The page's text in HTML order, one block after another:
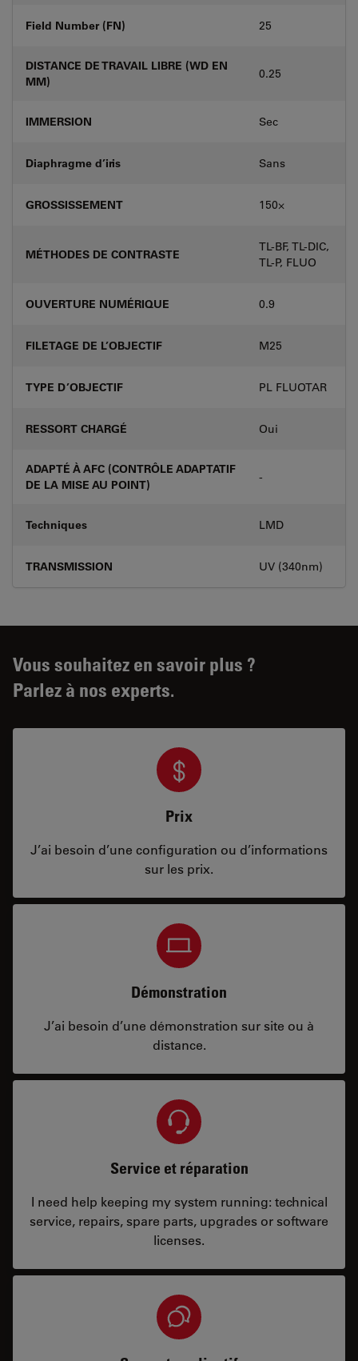
Field Number (FN) 25
DISTANCE DE TRAVAIL LIBRE (WD EN
MM)
0.25
IMMERSION Sec
Diaphragme d’iris Sans
GROSSISSEMENT 150⨉
MÉTHODES DE CONTRASTE
TL-BF, TL-DIC,
TL-P, FLUO
OUVERTURE NUMÉRIQUE 0.9
FILETAGE DE L’OBJECTIF M25
TYPE D’OBJECTIF PL FLUOTAR
RESSORT CHARGÉ Oui
ADAPTÉ À AFC (CONTRÔLE ADAPTATIF
DE LA MISE AU POINT)
-
Techniques LMD
TRANSMISSION UV (340nm)
Vous souhaitez en savoir plus ?
Parlez à nos experts.
Prix
J’ai besoin d’une configuration ou d’informations
sur les prix.
Démonstration
J’ai besoin d’une démonstration sur site ou à
distance.
Service et réparation
I need help keeping my system running: technical
service, repairs, spare parts, upgrades or software
licenses.